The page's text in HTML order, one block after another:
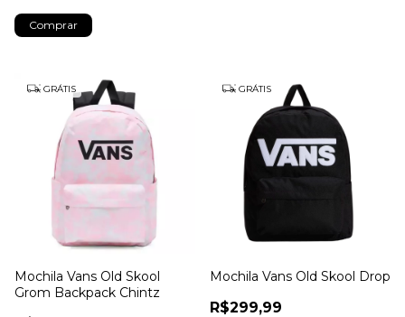
Comprar
GRÁTIS
Mochila Vans Old Skool
Grom Backpack Chintz
GRÁTIS
Mochila Vans Old Skool Drop
R$299,99